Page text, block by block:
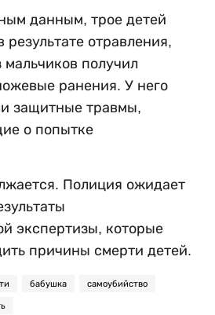
данным, трое детей
результате отравления,
мальчиков получил
ранения. У него
защитные травмы,
о попытке
Полиция ожидает
экспертизы, которые
причины смерти детей.
бабушка самоубийство